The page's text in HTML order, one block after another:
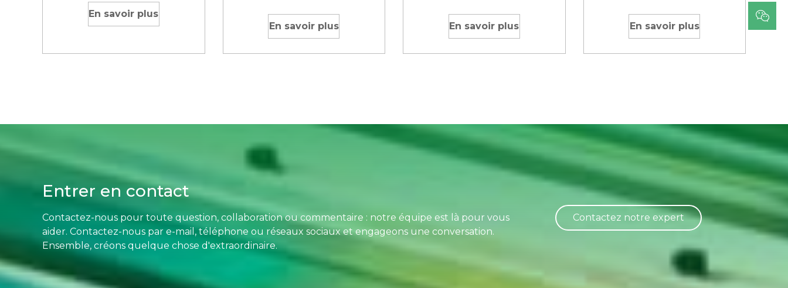
En savoir plus
En savoir plus En savoir plus En savoir plus
Entrer en contact
Contactez-nous pour toute question, collaboration ou commentaire : notre équipe est là pour vous
aider. Contactez-nous par e-mail, téléphone ou réseaux sociaux et engageons une conversation.
Ensemble, créons quelque chose d'extraordinaire.
Contactez notre expert